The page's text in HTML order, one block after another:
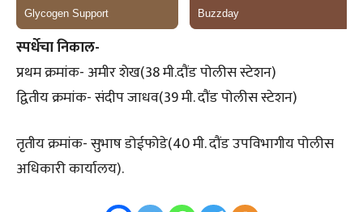
स्पर्धेचा निकाल-
प्रथम क्रमांक- अमीर शेख(38 मी.दौंड पोलीस स्टेशन)
द्वितीय क्रमांक- संदीप जाधव(39 मी. दौंड पोलीस स्टेशन)
तृतीय क्रमांक- सुभाष डोईफोडे(40 मी. दौंड उपविभागीय पोलीस
अधिकारी कार्यालय).